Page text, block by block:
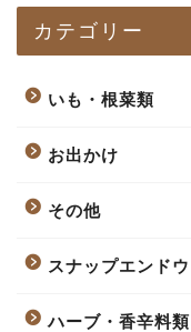
カテゴリー
いも・根菜類
お出かけ
その他
スナップエンドウ
ハーブ・香辛料類